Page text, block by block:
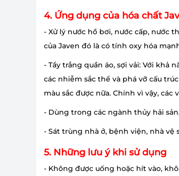
4. Ứng dụng của hóa chất
- Xử lý nước hồ bơi, nước cấp, nước
của Javen đó là có tính oxy hóa
- Tẩy trắng quần áo, sợi vải: Với
các nhiễm sắc thể và phá vỡ cấu
màu sắc được nữa. Chính vì vậy,
- Dùng trong các ngành thủy hải
- Sát trùng nhà ở, bệnh viện, nhà
5. Những lưu ý khi sử dụng
- Không được uống hoặc hít vào,